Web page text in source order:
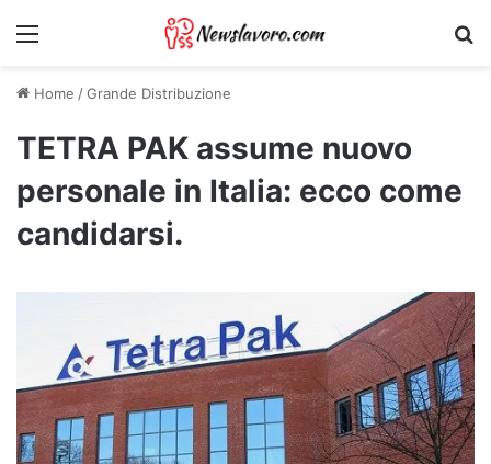
Menu
Home /Grande Distribuzione
TETRA PAK assume nuovo
personale in Italia: ecco come
candidarsi.